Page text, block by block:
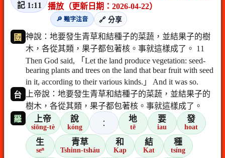
記 1:11
播放（更新日期：2026-04-22）
🔎 難字注音
🔗 分享
國 神說：地要發生青草和結種子的菜蔬，並結果子的樹
木，各從其類，果子都包著核。事就這樣成了。 11
Then God said, 「Let the land produce vegetation: seed-
bearing plants and trees on the land that bear fruit with seed
in it, according to their various kinds.」 And it was so.
台
上帝說：地要發生青草和結種子的菜蔬，並結果子的
樹木，各從其類，果子都包著核。事就這樣成了。
羅
上帝
siōng-tè
說
kóng ： 地
tē
要
iau
發
hoat
生
seⁿ
青草
Tshinn-tsháu
和
Kap
結
Kat
種
tsíng